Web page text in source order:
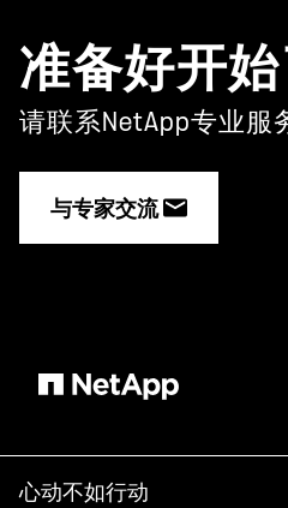
准备好开始
请联系NetApp专业服
与专家交流
心动不如行动